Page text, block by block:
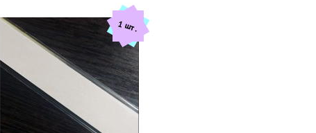
1 шт.